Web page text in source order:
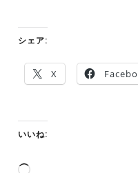
シェア:
X
いいね:
読